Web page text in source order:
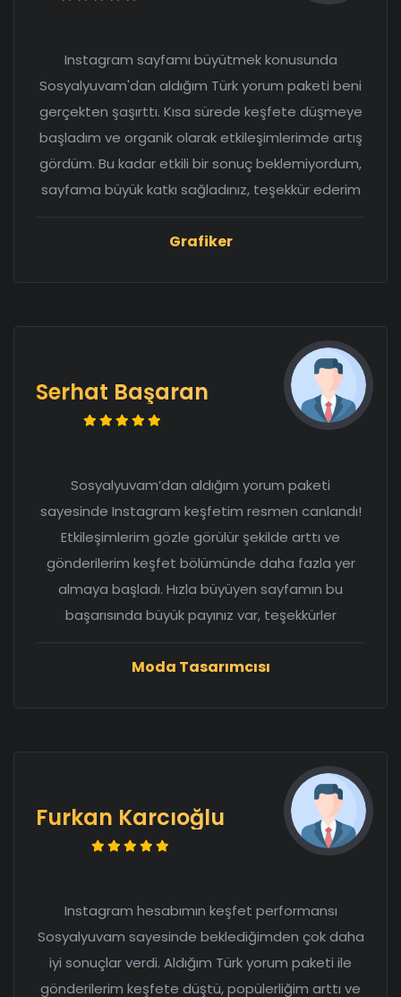
Instagram sayfamı büyütmek konusunda
Sosyalyuvam'dan aldığım Türk yorum paketi beni
gerçekten şaşırttı. Kısa sürede keşfete düşmeye
başladım ve organik olarak etkileşimlerimde artış
gördüm. Bu kadar etkili bir sonuç beklemiyordum,
sayfama büyük katkı sağladınız, teşekkür ederim
Grafiker
Serhat Başaran
Sosyalyuvam’dan aldığım yorum paketi
sayesinde Instagram keşfetim resmen canlandı!
Etkileşimlerim gözle görülür şekilde arttı ve
gönderilerim keşfet bölümünde daha fazla yer
almaya başladı. Hızla büyüyen sayfamın bu
başarısında büyük payınız var, teşekkürler
Moda Tasarımcısı
Furkan Karcıoğlu
Instagram hesabımın keşfet performansı
Sosyalyuvam sayesinde beklediğimden çok daha
iyi sonuçlar verdi. Aldığım Türk yorum paketi ile
gönderilerim keşfete düştü, popülerliğim arttı ve